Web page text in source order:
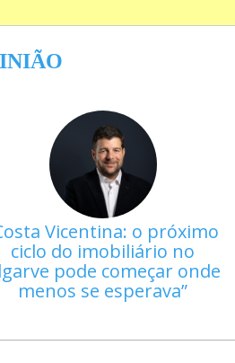
Vicentina: o próximo
ciclo do imobiliário no
pode começar onde
menos se esperava